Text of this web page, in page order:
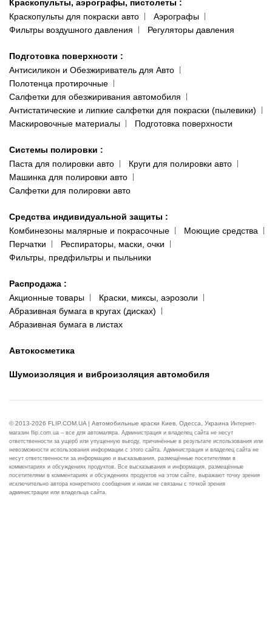
Краскопульты, аэрографы, пистолеты :
Краскопульты для покраски авто
Аэрографы
Фильтры воздушного давления
Регуляторы давления
Подготовка поверхности :
Антисиликон и Обезжириватель для Авто
Полотенца протирочные
Салфетки для обезжиривания автомобиля
Антистатические и липкие салфетки для покраски (пылевики)
Маскировочные материалы
Подготовка поверхности
Системы полировки :
Паста для полировки авто
Круги для полировки авто
Машинка для полировки авто
Салфетки для полировки авто
Средства индивидуальной защиты :
Комбинезоны малярные и покрасочные
Моющие средства
Перчатки
Респираторы, маски, очки
Фильтры, предфильтры и пыльники
Распродажа :
Акционные товары
Краски, миксы, аэрозоли
Абразивная бумага в кругах (дисках)
Абразивная бумага в листах
Автокосметика
Шумоизоляция и виброизоляция автомобиля
© 2013-2026 FLIP.COM.UA | Автомобильные краски Киев, Одесса, Украина Интернет-
магазин flip.com.ua – все для автомаляра. Администрация и владелец сайта не несут
ответственности за ущерб или упущенную выгоду, причинённые в результате использования или
невозможности использования информации с этого сайта. Администрация и владелец сайта не
несут ответственности за информацию и высказывания, размещённые посетителями в
комментариях и обсуждениях продуктов. Все высказывания и информация, размещённые
посетителями в комментариях и обсуждениях продуктов на этом сайте, выражают точку зрения
исключительно автора конкретного сообщения и никак не связаны с точкой зрения
администрации или владельца сайта.